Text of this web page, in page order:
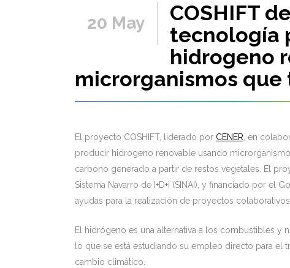
20 May
COSHIFT
tecnología
hidrogeno
microrganismos
El proyecto COSHIFT, liderado por CENER , en
producir hidrogeno renovable usando
carbono generado a partir de restos vegetales. El
Sistema Navarro de I+D+i (SINAI), y financiado por el
ayudas para la realización de proyectos colaborativos
El hidrógeno es una alternativa a los combustibles y
lo que se está estudiando su empleo directo para el
cambio climático.